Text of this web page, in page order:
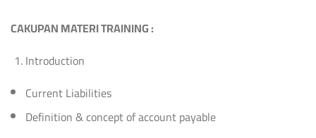
CAKUPAN MATERI TRAINING :
Introduction
Current Liabilities
Definition & concept of account payable